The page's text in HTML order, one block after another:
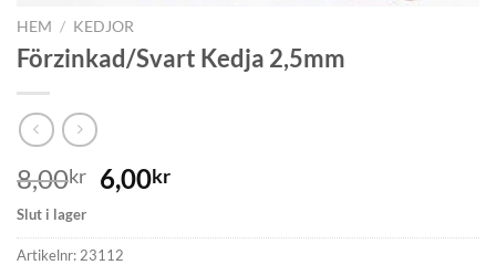
HEM / KEDJOR
Förzinkad/Svart Kedja 2,5mm
8,00kr 6,00kr
Slut i lager
Artikelnr: 23112